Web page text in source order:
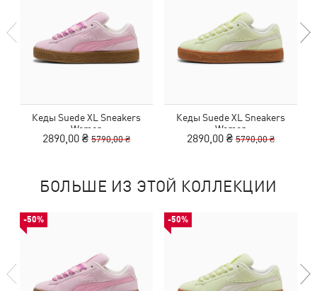
Кеды Suede XL Sneakers
Women
2890,00 ₴ 5790,00 ₴
Кеды Suede XL Sneakers
Women
2890,00 ₴ 5790,00 ₴
БОЛЬШЕ ИЗ ЭТОЙ КОЛЛЕКЦИИ
-50% -50%